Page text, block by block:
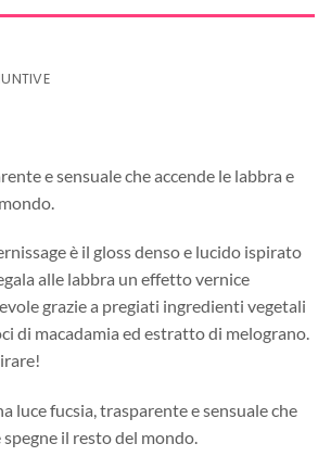
e sensuale che accende le labbra e
è il gloss denso e lucido ispirato
alle labbra un effetto vernice
grazie a pregiati ingredienti vegetali
di macadamia ed estratto di melograno.
luce fucsia, trasparente e sensuale che
spegne il resto del mondo.